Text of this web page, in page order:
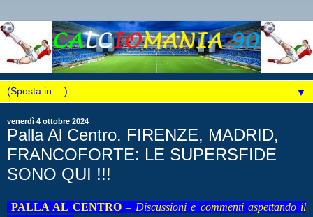
▼
venerdì 4 ottobre 2024
Palla Al Centro. FIRENZE, MADRID,
FRANCOFORTE: LE SUPERSFIDE
SONO QUI !!!
PALLA AL CENTRO–Discussioni e commenti aspettando il